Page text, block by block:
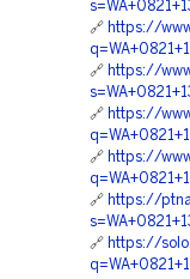
🔗 https://
🔗 https://
🔗 https://
🔗 https://
🔗 https://
🔗 https://